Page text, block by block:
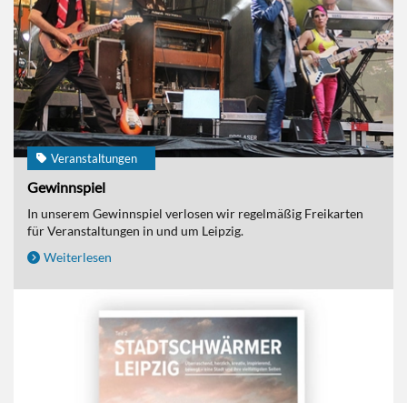
Veranstaltungen
Gewinnspiel
In unserem Gewinnspiel verlosen wir regelmäßig Freikarten
für Veranstaltungen in und um Leipzig.
Weiterlesen